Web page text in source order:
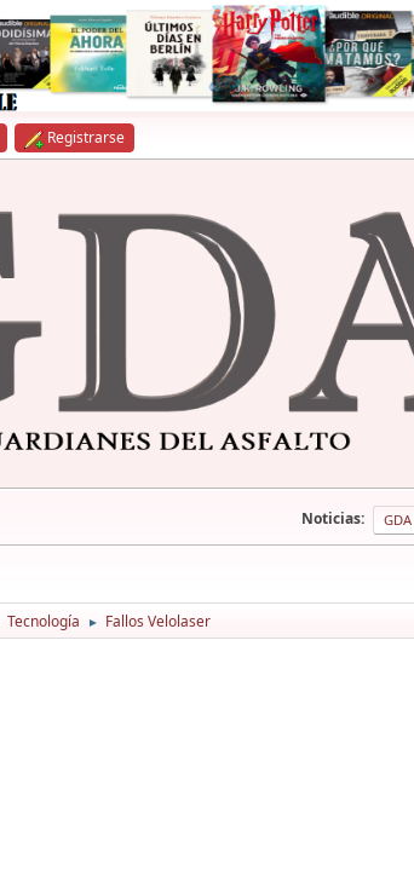
Registrarse
Noticias:
Tecnología ► Fallos Velolaser